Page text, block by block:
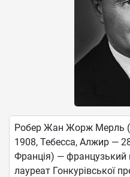
Робер Жан Жорж Мерль
1908, Тебесса, Алжир —
Франція) — французький
лауреат Гонкурівської